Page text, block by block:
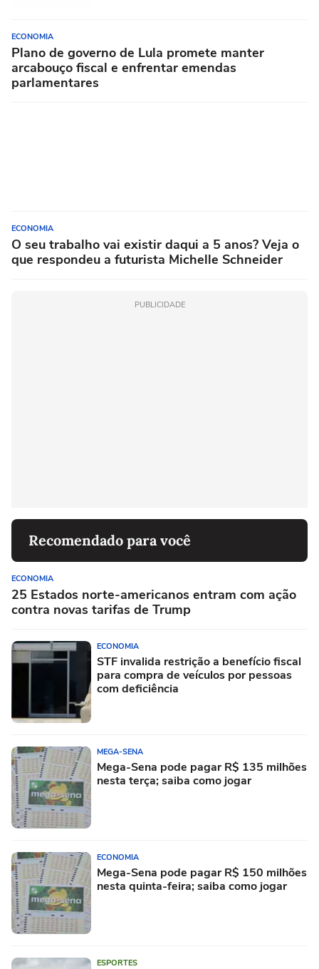
ECONOMIA
Plano de governo de Lula promete manter
arcabouço fiscal e enfrentar emendas
parlamentares
ECONOMIA
O seu trabalho vai existir daqui a 5 anos? Veja o
que respondeu a futurista Michelle Schneider
PUBLICIDADE
Recomendado para você
ECONOMIA
25 Estados norte-americanos entram com ação
contra novas tarifas de Trump
ECONOMIA
STF invalida restrição a benefício fiscal
para compra de veículos por pessoas
com deficiência
MEGA-SENA
Mega-Sena pode pagar R$ 135 milhões
nesta terça; saiba como jogar
ECONOMIA
Mega-Sena pode pagar R$ 150 milhões
nesta quinta-feira; saiba como jogar
ESPORTES